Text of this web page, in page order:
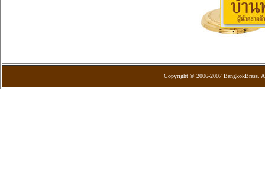
Copyright © 2006-2007 BangkokBrass.